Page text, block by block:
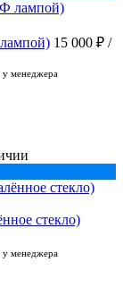
15 000 ₽ /
у менеджера
стекло)
у менеджера